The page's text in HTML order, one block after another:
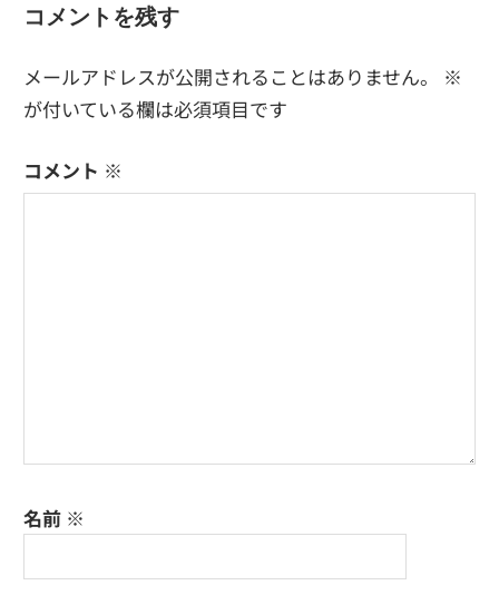
ビ
ゲ
ー
シ
ョ
稿:
コメントを残す
メールアドレスが公開されることはありません。
※
が付いている欄は必須項目です
コメント ※
名前 ※